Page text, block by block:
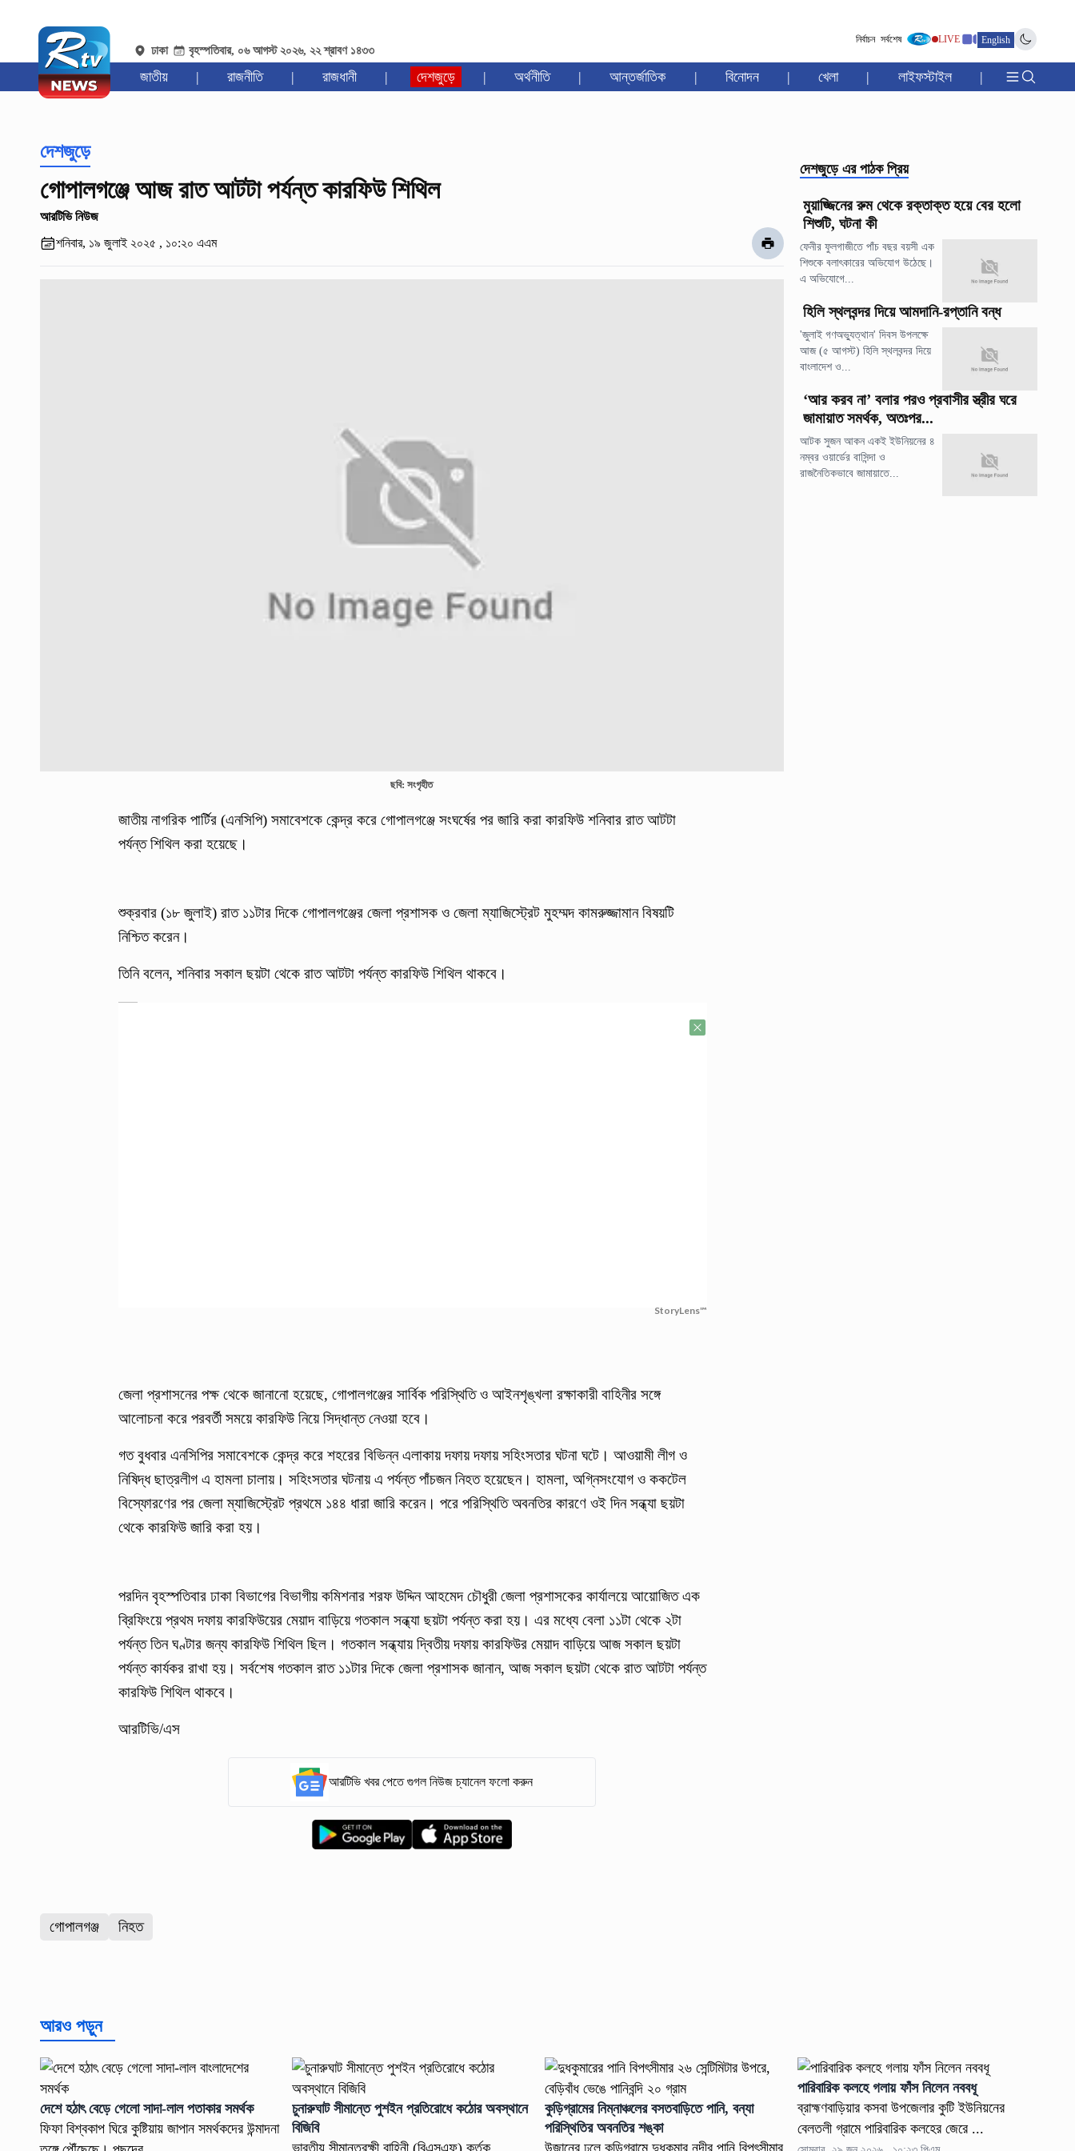
ঢাকা বৃহস্পতিবার, ০৬ আগস্ট ২০২৬, ২২ শ্রাবণ ১৪৩৩
নির্বাচন সর্বশেষ LIVE English
জাতীয় | রাজনীতি | রাজধানী | দেশজুড়ে | অর্থনীতি | আন্তর্জাতিক | বিনোদন | খেলা | লাইফস্টাইল |
দেশজুড়ে
গোপালগঞ্জে আজ রাত আটটা পর্যন্ত কারফিউ শিথিল
আরটিভি নিউজ
শনিবার, ১৯ জুলাই ২০২৫ , ১০:২০ এএম
ছবি: সংগৃহীত
জাতীয় নাগরিক পার্টির (এনসিপি) সমাবেশকে কেন্দ্র করে গোপালগঞ্জে সংঘর্ষের পর জারি করা কারফিউ শনিবার রাত আটটা
পর্যন্ত শিথিল করা হয়েছে।
শুক্রবার (১৮ জুলাই) রাত ১১টার দিকে গোপালগঞ্জের জেলা প্রশাসক ও জেলা ম্যাজিস্ট্রেট মুহম্মদ কামরুজ্জামান বিষয়টি
নিশ্চিত করেন।
তিনি বলেন, শনিবার সকাল ছয়টা থেকে রাত আটটা পর্যন্ত কারফিউ শিথিল থাকবে।
StoryLens™
জেলা প্রশাসনের পক্ষ থেকে জানানো হয়েছে, গোপালগঞ্জের সার্বিক পরিস্থিতি ও আইনশৃঙ্খলা রক্ষাকারী বাহিনীর সঙ্গে
আলোচনা করে পরবর্তী সময়ে কারফিউ নিয়ে সিদ্ধান্ত নেওয়া হবে।
গত বুধবার এনসিপির সমাবেশকে কেন্দ্র করে শহরের বিভিন্ন এলাকায় দফায় দফায় সহিংসতার ঘটনা ঘটে। আওয়ামী লীগ ও
নিষিদ্ধ ছাত্রলীগ এ হামলা চালায়। সহিংসতার ঘটনায় এ পর্যন্ত পাঁচজন নিহত হয়েছেন। হামলা, অগ্নিসংযোগ ও ককটেল
বিস্ফোরণের পর জেলা ম্যাজিস্ট্রেট প্রথমে ১৪৪ ধারা জারি করেন। পরে পরিস্থিতি অবনতির কারণে ওই দিন সন্ধ্যা ছয়টা
থেকে কারফিউ জারি করা হয়।
পরদিন বৃহস্পতিবার ঢাকা বিভাগের বিভাগীয় কমিশনার শরফ উদ্দিন আহমেদ চৌধুরী জেলা প্রশাসকের কার্যালয়ে আয়োজিত এক
ব্রিফিংয়ে প্রথম দফায় কারফিউয়ের মেয়াদ বাড়িয়ে গতকাল সন্ধ্যা ছয়টা পর্যন্ত করা হয়। এর মধ্যে বেলা ১১টা থেকে ২টা
পর্যন্ত তিন ঘণ্টার জন্য কারফিউ শিথিল ছিল। গতকাল সন্ধ্যায় দ্বিতীয় দফায় কারফিউর মেয়াদ বাড়িয়ে আজ সকাল ছয়টা
পর্যন্ত কার্যকর রাখা হয়। সর্বশেষ গতকাল রাত ১১টার দিকে জেলা প্রশাসক জানান, আজ সকাল ছয়টা থেকে রাত আটটা পর্যন্ত
কারফিউ শিথিল থাকবে।
আরটিভি/এস
আরটিভি খবর পেতে গুগল নিউজ চ্যানেল ফলো করুন
গোপালগঞ্জ নিহত
দেশজুড়ে এর পাঠক প্রিয়
মুয়াজ্জিনের রুম থেকে রক্তাক্ত হয়ে বের হলো
শিশুটি, ঘটনা কী
ফেনীর ফুলগাজীতে পাঁচ বছর বয়সী এক
শিশুকে বলাৎকারের অভিযোগ উঠেছে।
এ অভিযোগে...
হিলি স্থলবন্দর দিয়ে আমদানি-রপ্তানি বন্ধ
'জুলাই গণঅভ্যুত্থান' দিবস উপলক্ষে
আজ (৫ আগস্ট) হিলি স্থলবন্দর দিয়ে
বাংলাদেশ ও...
‘আর করব না’ বলার পরও প্রবাসীর স্ত্রীর ঘরে
জামায়াত সমর্থক, অতঃপর...
আটক সুজন আকন একই ইউনিয়নের ৪
নম্বর ওয়ার্ডের বাসিন্দা ও
রাজনৈতিকভাবে জামায়াতে...
আরও পড়ুন
দেশে হঠাৎ বেড়ে গেলো সাদা-লাল পতাকার সমর্থক
ফিফা বিশ্বকাপ ঘিরে কুষ্টিয়ায় জাপান সমর্থকদের উন্মাদনা
চুনারুঘাট সীমান্তে পুশইন প্রতিরোধে কঠোর অবস্থানে
বিজিবি
ভারতীয় সীমান্তরক্ষী বাহিনী (বিএসএফ) কর্তৃক
কুড়িগ্রামের নিম্নাঞ্চলের বসতবাড়িতে পানি, বন্যা
পরিস্থিতির অবনতির শঙ্কা
উজানের ঢলে কুড়িগ্রামে দুধকুমার নদীর পানি বিপৎসীমার
পারিবারিক কলহে গলায় ফাঁস নিলেন নববধূ
ব্রাহ্মণবাড়িয়ার কসবা উপজেলার কুটি ইউনিয়নের
বেলতলী গ্রামে পারিবারিক কলহের জেরে ...